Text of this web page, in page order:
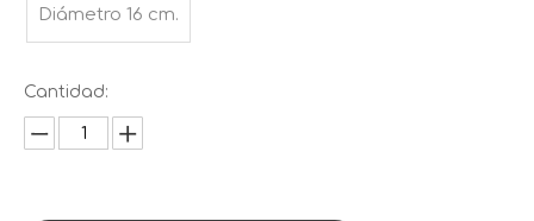
Diámetro 16 cm.
Cantidad: